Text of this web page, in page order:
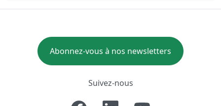
Abonnez-vous à nos newsletters
Suivez-nous